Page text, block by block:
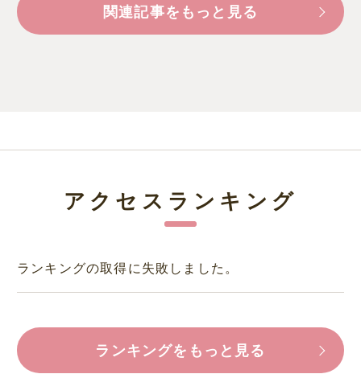
関連記事をもっと見る
アクセスランキング
ランキングの取得に失敗しました。
ランキングをもっと見る